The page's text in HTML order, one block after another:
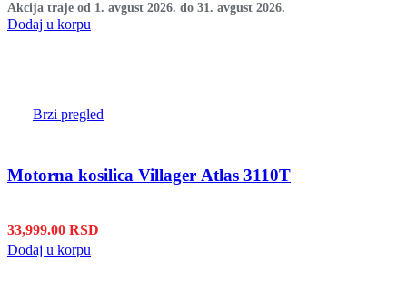
Akcija traje od 1. avgust 2026. do 31. avgust 2026.
Dodaj u korpu
Brzi pregled
Motorna kosilica Villager Atlas 3110T
33,999.00 RSD
Dodaj u korpu